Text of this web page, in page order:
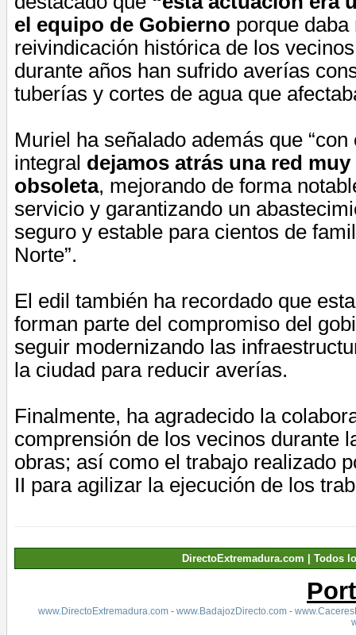
el equipo de Gobierno porque daba
reivindicación histórica de los
durante años han sufrido averías
tuberías y cortes de agua que
Muriel ha señalado además que
integral dejamos atrás una red
obsoleta, mejorando de forma
servicio y garantizando un
seguro y estable para cientos de
Norte”.
El edil también ha recordado que
forman parte del compromiso del
seguir modernizando las
la ciudad para reducir averías.
Finalmente, ha agradecido la
comprensión de los vecinos durante
obras; así como el trabajo realizado
II para agilizar la ejecución de los
DirectoExtremadura.com | Todos
www.DirectoExtremadura.com- www.BadajozDirecto.com-